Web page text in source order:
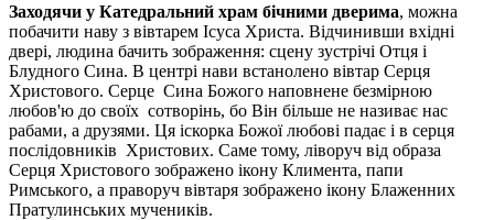
Заходячи у Катедральний храм бічними дверима, можна
побачити наву з вівтарем Ісуса Христа. Відчинивши вхідні
двері, людина бачить зображення: сцену зустрічі Отця і
Блудного Сина. В центрі нави встанолено вівтар Серця
Христового. Серце Сина Божого наповнене безмірною
любов'ю до своїх сотворінь, бо Він більше не називає нас
рабами, а друзями. Ця іскорка Божої любові падає і в серця
послідовників Христових. Саме тому, ліворуч від образа
Серця Христового зображено ікону Климента, папи
Римського, а праворуч вівтаря зображено ікону Блаженних
Пратулинських мучеників.